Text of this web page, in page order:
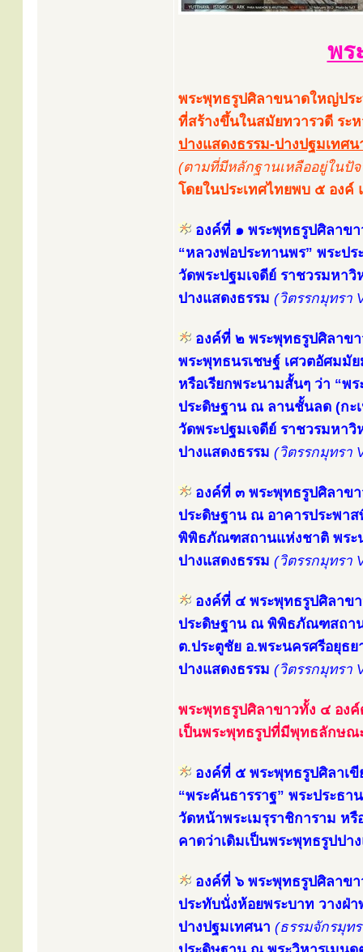
พร
พระพุทธรูปศิลาขนาดใหญ่ปร
ที่สร้างขึ้นในสมัยทวารวดี ระ
ปางแสดงธรรม-ปางปฐมเทศ
(ตามที่มีหลักฐานเหลืออยู่ในปั
โดยในประเทศไทยพบ ๕ องค์
องค์ที่ ๑ พระพุทธรูปศิลาขา
“หลวงพ่อประทานพร” พระป
วัดพระปฐมเจดีย์ ราชวรมหา
ปางแสดงธรรม (วิตรรกมุทรา
องค์ที่ ๒ พระพุทธรูปศิลาข
พระพุทธนรเชษฐ์ เศวตอัศมมั
หรือเรียกพระนามสั้นๆ ว่า “พ
ประดิษฐาน ณ ลานชั้นลด (กะ
วัดพระปฐมเจดีย์ ราชวรมหา
ปางแสดงธรรม (วิตรรกมุทรา
องค์ที่ ๓ พระพุทธรูปศิลาข
ประดิษฐาน ณ อาคารประพา
พิพิธภัณฑสถานแห่งชาติ พระ
ปางแสดงธรรม (วิตรรกมุทรา
องค์ที่ ๔ พระพุทธรูปศิลาข
ประดิษฐาน ณ พิพิธภัณฑสถาน
ต.ประตูชัย อ.พระนครศรีอยุธ
ปางแสดงธรรม (วิตรรกมุทรา
พระพุทธรูปศิลาขาวทั้ง ๔ องค์
เป็นพระพุทธรูปที่มีพุทธลักษณ
องค์ที่ ๕ พระพุทธรูปศิลาเขี
“พระคันธารราฐ” พระประธ
วัดหน้าพระเมรุราชิการาม ห
คาดว่าเดิมเป็นพระพุทธรูปปา
องค์ที่ ๖ พระพุทธรูปศิลาขา
ประทับนั่งห้อยพระบาท วางฝ่
ปางปฐมเทศนา (ธรรมจักรมุทร